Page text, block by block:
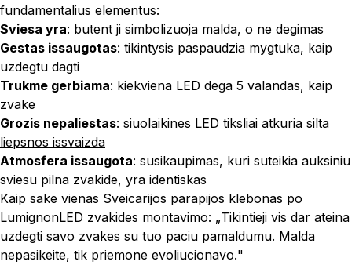
fundamentalius elementus:
Sviesa yra: butent ji simbolizuoja malda, o ne degimas
Gestas issaugotas: tikintysis paspaudzia mygtuka, kaip
uzdegtu dagti
Trukme gerbiama: kiekviena LED dega 5 valandas, kaip
zvake
Grozis nepaliestas: siuolaikines LED tiksliai atkuria silta
liepsnos issvaizda
Atmosfera issaugota: susikaupimas, kuri suteikia auksiniu
sviesu pilna zvakide, yra identiskas
Kaip sake vienas Sveicarijos parapijos klebonas po
LumignonLED zvakides montavimo: „Tikintieji vis dar ateina
uzdegti savo zvakes su tuo paciu pamaldumu. Malda
nepasikeite, tik priemone evoliucionavo."